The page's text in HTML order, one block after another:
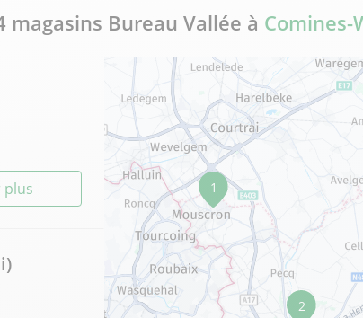
magasins Bureau Vallée à Comines-
plus
2
1